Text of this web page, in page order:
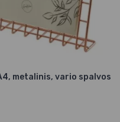
metalinis, vario spalvos